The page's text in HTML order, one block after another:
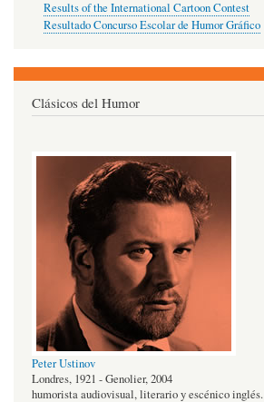
Results of the International Cartoon Contest
Resultado Concurso Escolar de Humor Gráfico
Clásicos del Humor
Peter Ustinov
Londres, 1921 - Genolier, 2004
humorista audiovisual, literario y escénico inglés.